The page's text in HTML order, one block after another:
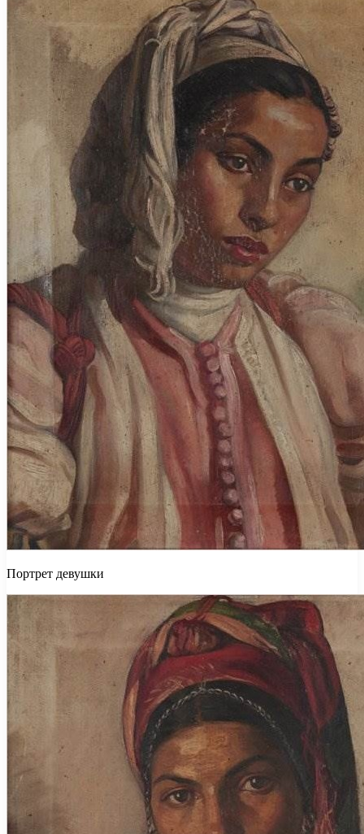
Портрет девушки